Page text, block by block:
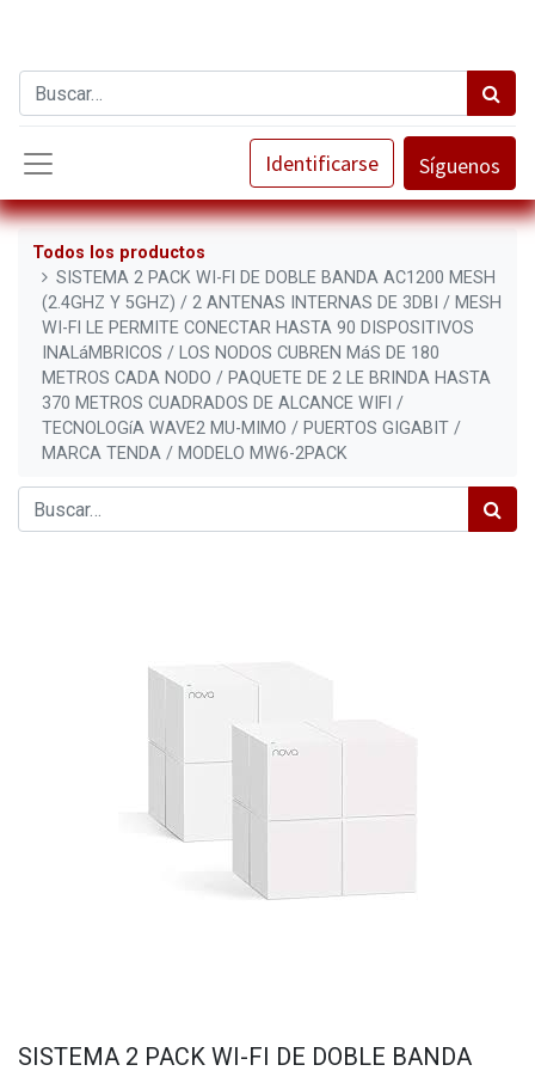
Identificarse Síguenos
Todos los productos
SISTEMA 2 PACK WI-FI DE DOBLE BANDA AC1200 MESH
(2.4GHZ Y 5GHZ) / 2 ANTENAS INTERNAS DE 3DBI / MESH
WI-FI LE PERMITE CONECTAR HASTA 90 DISPOSITIVOS
INALáMBRICOS / LOS NODOS CUBREN MáS DE 180
METROS CADA NODO / PAQUETE DE 2 LE BRINDA HASTA
370 METROS CUADRADOS DE ALCANCE WIFI /
TECNOLOGíA WAVE2 MU-MIMO / PUERTOS GIGABIT /
MARCA TENDA / MODELO MW6-2PACK
SISTEMA 2 PACK WI-FI DE DOBLE BANDA